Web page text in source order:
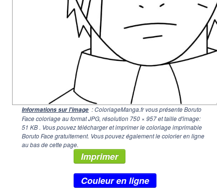
Informations sur l'image : ColoriageManga.fr vous présente Boruto
Face coloriage au format JPG, résolution 750 × 957et taille d'image:
51 KB . Vous pouvez télécharger et imprimer le coloriage imprimable
Boruto Face gratuitement. Vous pouvez également le colorier en ligne
au bas de cette page.
Imprimer
Couleur en ligne